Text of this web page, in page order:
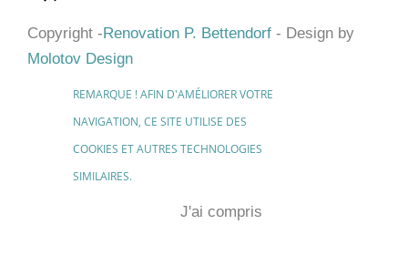
Copyright -Renovation P. Bettendorf - Design by
Molotov Design
REMARQUE ! AFIN D'AMÉLIORER VOTRE
NAVIGATION, CE SITE UTILISE DES
COOKIES ET AUTRES TECHNOLOGIES
SIMILAIRES.
J'ai compris